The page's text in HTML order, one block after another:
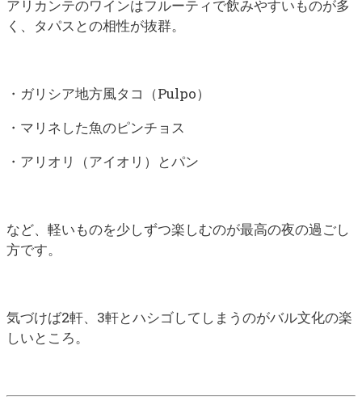
アリカンテのワインはフルーティで飲みやすいものが多
く、タパスとの相性が抜群。
・ガリシア地方風タコ（Pulpo）
・マリネした魚のピンチョス
・アリオリ（アイオリ）とパン
など、軽いものを少しずつ楽しむのが最高の夜の過ごし
方です。
気づけば2軒、3軒とハシゴしてしまうのがバル文化の楽
しいところ。